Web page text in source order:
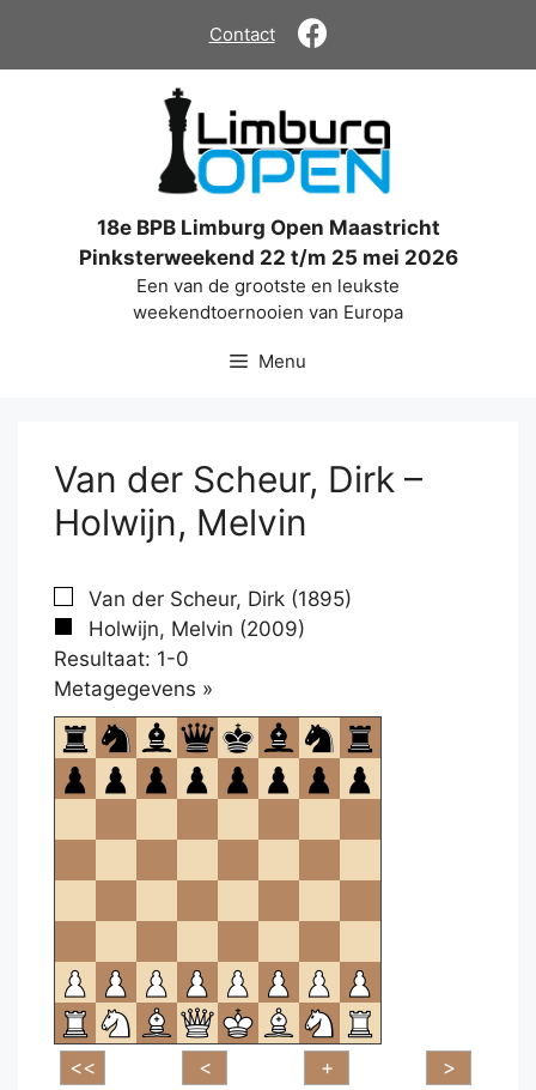
de
Contact
18e BPB Limburg Open Maastricht
Pinksterweekend 22 t/m 25 mei 2026
Een van de grootste en leukste
weekendtoernooien van Europa
Menu
Van der Scheur, Dirk –
Holwijn, Melvin
Van der Scheur, Dirk (1895)
Holwijn, Melvin (2009)
Resultaat: 1-0
Metagegevens »
om
te
openen.